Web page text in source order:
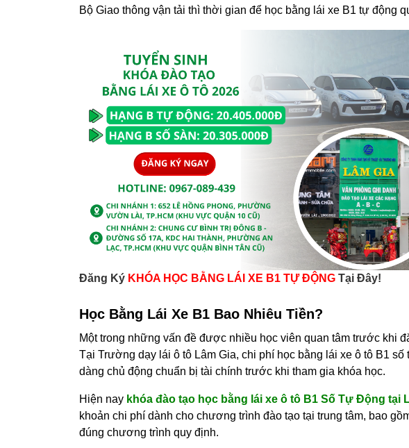
Bộ Giao thông vận tải thì thời gian để học bằng lái xe B1 tự động
Đăng Ký KHÓA HỌC BẰNG LÁI XE B1 TỰ ĐỘNG Tại Đây!
Học Bằng Lái Xe B1 Bao Nhiêu Tiền?
Một trong những vấn đề được nhiều học viên quan tâm trước khi
Tại Trường dạy lái ô tô Lâm Gia, chi phí học bằng lái xe ô tô B1
dàng chủ động chuẩn bị tài chính trước khi tham gia khóa học.
Hiện nay khóa đào tạo học bằng lái xe ô tô B1 Số Tự Động tại
khoản chi phí dành cho chương trình đào tạo tại trung tâm, bao
đúng chương trình quy định.